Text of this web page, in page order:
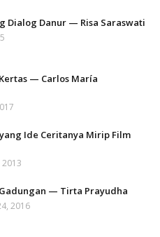
Dialog Danur — Risa Saraswati
— Carlos María
Ide Ceritanya Mirip Film
— Tirta Prayudha
2016